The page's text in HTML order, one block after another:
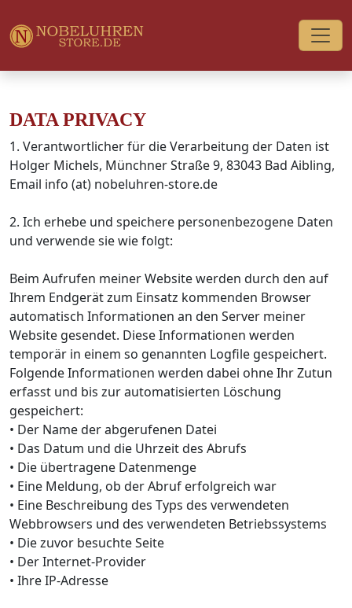
DATA PRIVACY
1. Verantwortlicher für die Verarbeitung der Daten ist
Holger Michels, Münchner Straße 9, 83043 Bad Aibling,
Email info (at) nobeluhren-store.de
2. Ich erhebe und speichere personenbezogene Daten
und verwende sie wie folgt:
Beim Aufrufen meiner Website werden durch den auf
Ihrem Endgerät zum Einsatz kommenden Browser
automatisch Informationen an den Server meiner
Website gesendet. Diese Informationen werden
temporär in einem so genannten Logfile gespeichert.
Folgende Informationen werden dabei ohne Ihr Zutun
erfasst und bis zur automatisierten Löschung
gespeichert:
• Der Name der abgerufenen Datei
• Das Datum und die Uhrzeit des Abrufs
• Die übertragene Datenmenge
• Eine Meldung, ob der Abruf erfolgreich war
• Eine Beschreibung des Typs des verwendeten
Webbrowsers und des verwendeten Betriebssystems
• Die zuvor besuchte Seite
• Der Internet-Provider
• Ihre IP-Adresse